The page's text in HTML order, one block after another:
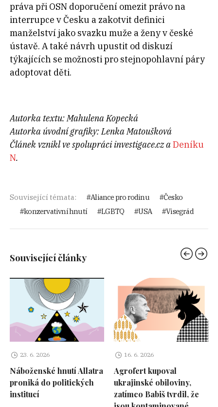
práva při OSN doporučení omezit právo na
interrupce v Česku a zakotvit definici
manželství jako svazku muže a ženy v české
ústavě. A také návrh upustit od diskuzí
týkajících se možnosti pro stejnopohlavní páry
adoptovat děti.
Autorka textu: Mahulena Kopecká
Autorka úvodní grafiky: Lenka Matoušková
Článek vznikl ve spolupráci investigace.cz aDeníku
N.
Související témata: Aliance pro rodinu
Česko
konzervativní hnutí
LGBTQ USA Visegrád
Související články
23. 6. 2026
Náboženské hnutí Allatra
proniká do politických
institucí
16. 6. 2026
Agrofert kupoval
ukrajinské obiloviny,
zatímco Babiš tvrdil, že